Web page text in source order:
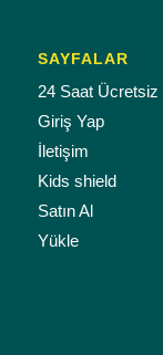
SAYFALAR
24 Saat Ücretsiz
Giriş Yap
İletişim
Kids shield
Satın Al
Yükle